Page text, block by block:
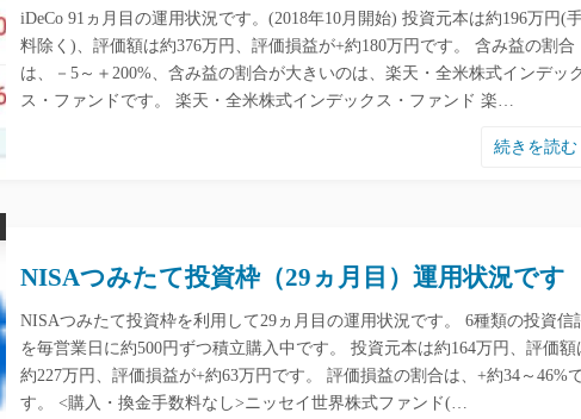
iDeCo 91ヵ月目の運用状況です。(2018年10月開始) 投資元本は約196万円(
料除く)、評価額は約376万円、評価損益が+約180万円です。 含み益の割合
は、－5～＋200%、含み益の割合が大きいのは、楽天・全米株式インデッ
ス・ファンドです。 楽天・全米株式インデックス・ファンド 楽…
続きを読む
NISAつみたて投資枠（29ヵ月目）運用状況です
NISAつみたて投資枠を利用して29ヵ月目の運用状況です。 6種類の投資信
を毎営業日に約500円ずつ積立購入中です。 投資元本は約164万円、評価額
約227万円、評価損益が+約63万円です。 評価損益の割合は、+約34～46%
す。 <購入・換金手数料なし>ニッセイ世界株式ファンド(…